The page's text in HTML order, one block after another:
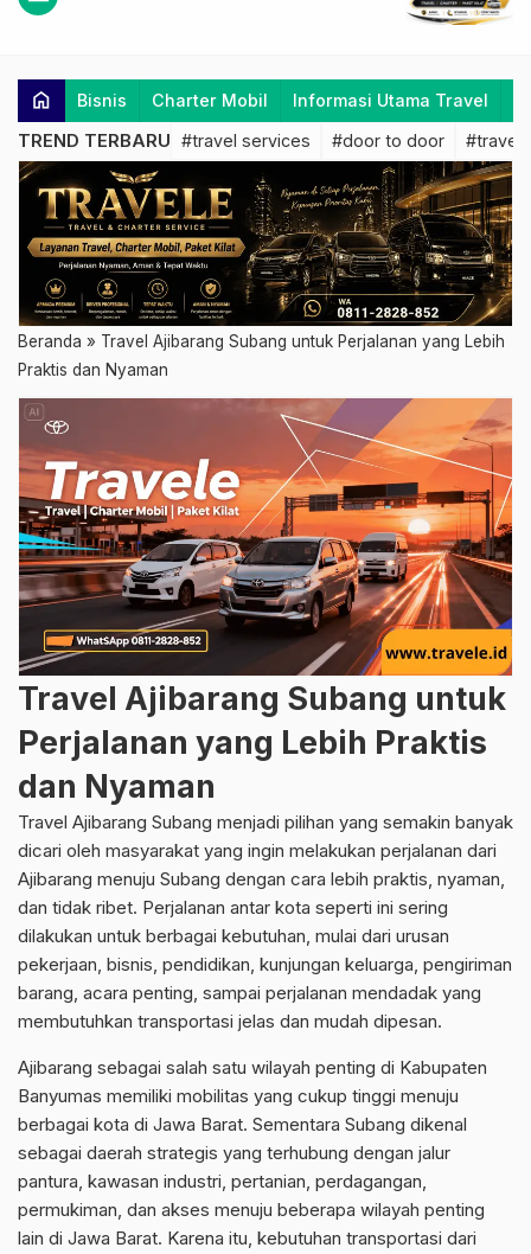
home Bisnis Charter Mobil Informasi Utama Travel
TREND TERBARU #travel services #door to door #travel
Beranda » Travel Ajibarang Subang untuk Perjalanan yang Lebih
Praktis dan Nyaman
Travel Ajibarang Subang untuk
Perjalanan yang Lebih Praktis
dan Nyaman
Travel Ajibarang Subang menjadi pilihan yang semakin banyak
dicari oleh masyarakat yang ingin melakukan perjalanan dari
Ajibarang menuju Subang dengan cara lebih praktis, nyaman,
dan tidak ribet. Perjalanan antar kota seperti ini sering
dilakukan untuk berbagai kebutuhan, mulai dari urusan
pekerjaan, bisnis, pendidikan, kunjungan keluarga, pengiriman
barang, acara penting, sampai perjalanan mendadak yang
membutuhkan transportasi jelas dan mudah dipesan.
Ajibarang sebagai salah satu wilayah penting di Kabupaten
Banyumas memiliki mobilitas yang cukup tinggi menuju
berbagai kota di Jawa Barat. Sementara Subang dikenal
sebagai daerah strategis yang terhubung dengan jalur
pantura, kawasan industri, pertanian, perdagangan,
permukiman, dan akses menuju beberapa wilayah penting
lain di Jawa Barat. Karena itu, kebutuhan transportasi dari